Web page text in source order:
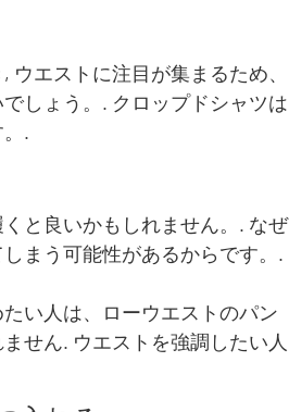
エストに注目が集まるため、
しょう。. クロップドシャツは
.
と良いかもしれません。. なぜ
まう可能性があるからです。.
い人は、ローウエストのパン
せん. ウエストを強調したい人